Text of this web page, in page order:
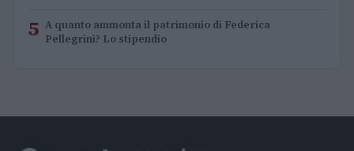
5 A quanto ammonta il patrimonio di Federica
Pellegrini? Lo stipendio